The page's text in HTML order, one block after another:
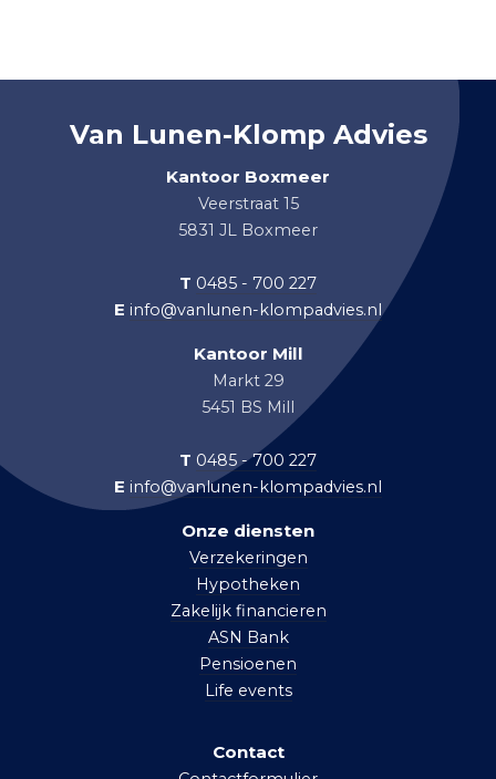
Van Lunen-Klomp Advies
Kantoor Boxmeer
Veerstraat 15
5831 JL Boxmeer
T 0485 - 700 227
E info@vanlunen-klompadvies.nl
Kantoor Mill
Markt 29
5451 BS Mill
T 0485 - 700 227
E info@vanlunen-klompadvies.nl
Onze diensten
Verzekeringen
Hypotheken
Zakelijk financieren
ASN Bank
Pensioenen
Life events
Contact